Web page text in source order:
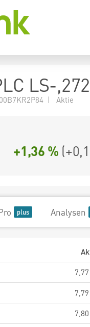
LS-
| Aktie
+1,36 % (
Analysen
7,77
7,79
7,80